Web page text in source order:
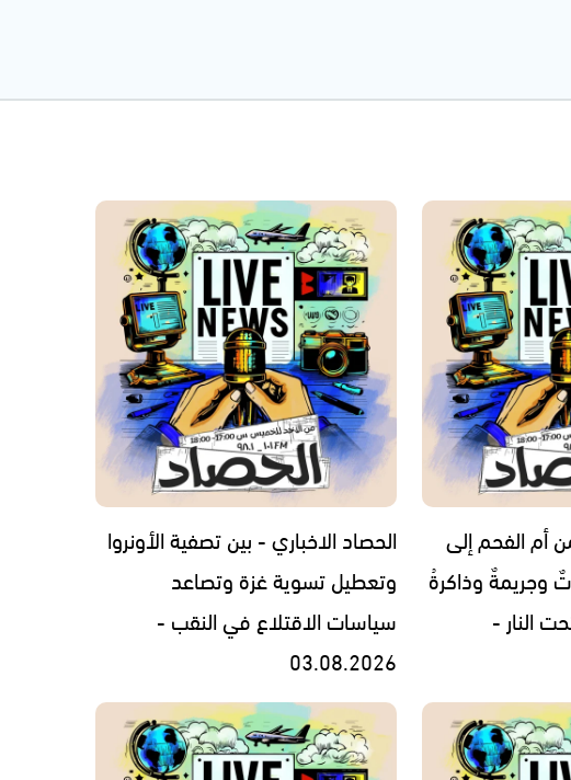
أم الفحم إلى
وجريمةٌ وذاكرةُ
النار -
الحصاد الاخباري - بين تصفية الأونروا
وتعطيل تسوية غزة وتصاعد
سياسات الاقتلاع في النقب -
03.08.2026